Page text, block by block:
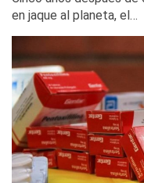
en jaque al planeta, el…